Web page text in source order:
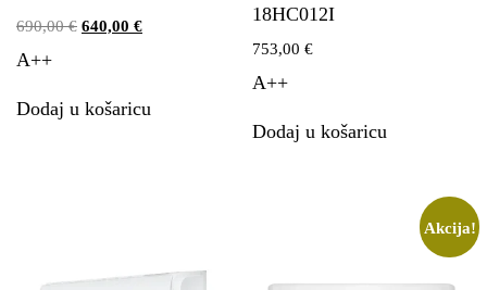
690,00€ 640,00 €
A++
Dodaj u košaricu
18HC012I
753,00€
A++
Dodaj u košaricu
Akcija!